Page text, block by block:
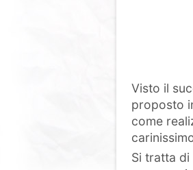
Visto il
proposto
come
Si tratta